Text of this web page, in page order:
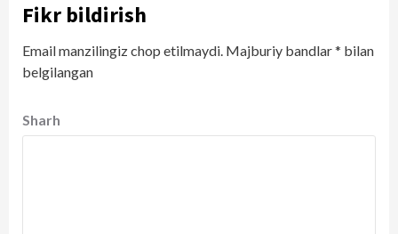
Fikr bildirish
Email manzilingiz chop etilmaydi. Majburiy bandlar* bilan
belgilangan
Sharh